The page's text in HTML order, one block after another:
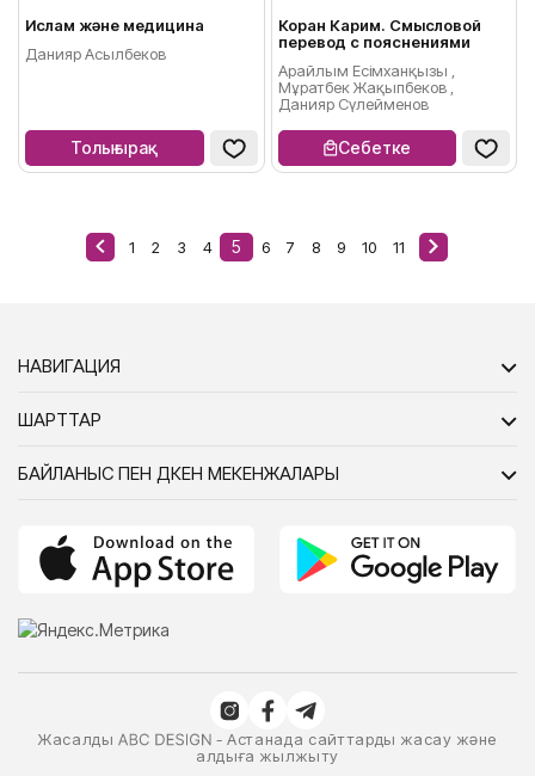
Ислам және медицина
Данияр Асылбеков
Толығырақ
Коран Карим. Смысловой
перевод с пояснениями
Арайлым Есімханқызы ,
Мұратбек Жақыпбеков ,
Данияр Сүлейменов
Себетке
1 2 3 4 5 6 7 8 9 10 11
НАВИГАЦИЯ
ШАРТТАР
БАЙЛАНЫС ПЕН ДҮКЕН МЕКЕНЖАЛАРЫ
Жасалды
- Астанада сайттарды жасау және
алдыға жылжыту